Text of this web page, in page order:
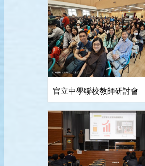
官立中學聯校教師研討會